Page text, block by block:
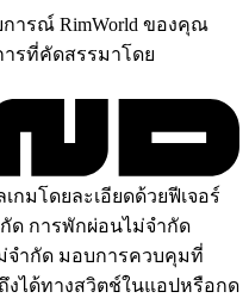
ารณ์ RimWorld ของคุณ
ารที่คัดสรรมาโดย
กมโดยละเอียดด้วยฟีเจอร์
ด การพักผ่อนไม่จำกัด
จำกัด มอบการควบคุมที่
งได้ทางสวิตช์ในแอปหรือกด